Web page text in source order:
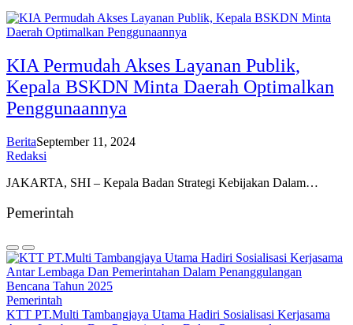
KIA Permudah Akses Layanan Publik,
Kepala BSKDN Minta Daerah Optimalkan
Penggunaannya
BeritaSeptember 11, 2024
Redaksi
JAKARTA, SHI – Kepala Badan Strategi Kebijakan Dalam…
Pemerintah
Pemerintah
KTT PT.Multi Tambangjaya Utama Hadiri Sosialisasi Kerjasama